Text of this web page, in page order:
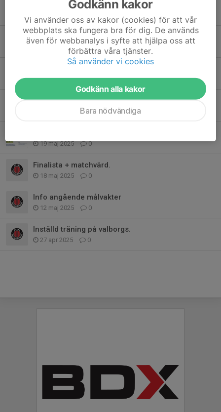
Det börjar närma sig!
Höstens fikalista + matchvärdar
20 aug 2025 0
22 jun 2025 1
Samåkning till Lycksele
4
19 maj 2025 0
Finalista + matchvärd.
18 maj 2025 0
Info angående målvakter
12 maj 2025 0
Inställd träning på valborgs.
27 apr 2025 0
Godkänn kakor
Vi använder oss av kakor (cookies) för att vår
webbplats ska fungera bra för dig. De används
även för webbanalys i syfte att hjälpa oss att
förbättra våra tjänster.
Så använder vi cookies
Godkänn alla kakor
Bara nödvändiga